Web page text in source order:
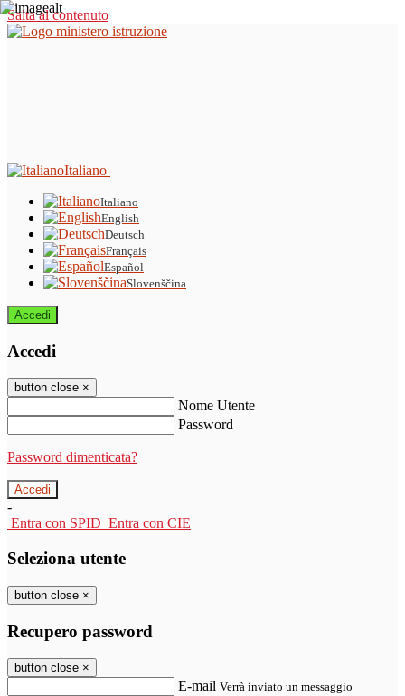
Salta al contenuto
Italiano
Italiano
English
Deutsch
Français
Español
Slovenščina
Accedi
Accedi
button close ×
Nome Utente
Password
Password dimenticata?
-
Entra con SPID Entra con CIE
Seleziona utente
button close ×
Recupero password
button close ×
E-mail Verrà inviato un messaggio